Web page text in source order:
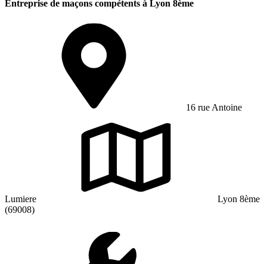
Entreprise de maçons compétents à Lyon 8ème
16 rue Antoine
Lumiere
Lyon 8ème
(69008)